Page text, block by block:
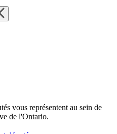
vous représentent au sein de
de l'Ontario.